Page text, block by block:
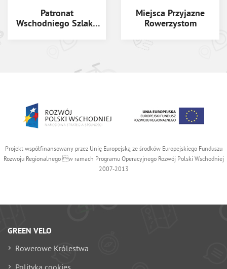
Patronat
Wschodniego Szlaku
Miejsca Przyjazne
Rowerzystom
Projekt współfinansowany przez Unię Europejską ze środków Europejskiego Funduszu
Rozwoju Regionalnego w ramach Programu Operacyjnego Rozwój Polski Wschodniej
2007-2013
GREEN VELO
Rowerowe Królestwa